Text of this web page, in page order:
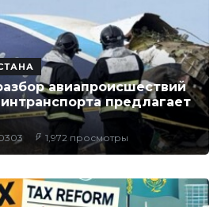
авиапроисшествий
предлагает
1,972 просмотры